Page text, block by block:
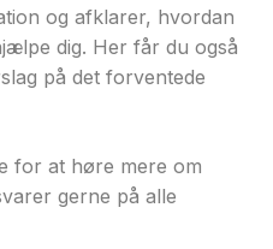
og afklarer, hvordan
dig. Her får du også
på det forventede
for at høre mere om
gerne på alle